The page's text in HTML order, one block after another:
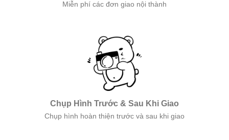
Miễn phí các đơn giao nội thành
Chụp Hình Trước & Sau Khi Giao
Chụp hình hoàn thiện trước và sau khi giao